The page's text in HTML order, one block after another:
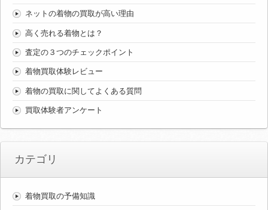
ネットの着物の買取が高い理由
高く売れる着物とは？
査定の３つのチェックポイント
着物買取体験レビュー
着物の買取に関してよくある質問
買取体験者アンケート
カテゴリ
着物買取の予備知識